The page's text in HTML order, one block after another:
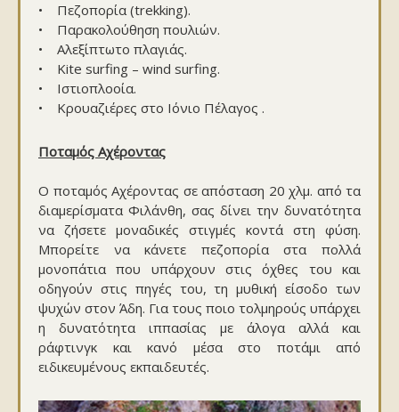
• Πεζοπορία (trekking).
• Παρακολούθηση πουλιών.
• Αλεξίπτωτο πλαγιάς.
• Kite surfing – wind surfing.
• Ιστιοπλοοία.
• Κρουαζιέρες στο Ιόνιο Πέλαγος .
Ποταμός Αχέροντας
Ο ποταμός Αχέροντας σε απόσταση 20 χλμ. από τα
διαμερίσματα Φιλάνθη, σας δίνει την δυνατότητα
να ζήσετε μοναδικές στιγμές κοντά στη φύση.
Μπορείτε να κάνετε πεζοπορία στα πολλά
μονοπάτια που υπάρχουν στις όχθες του και
οδηγούν στις πηγές του, τη μυθική είσοδο των
ψυχών στον Άδη. Για τους ποιο τολμηρούς υπάρχει
η δυνατότητα ιππασίας με άλογα αλλά και
ράφτινγκ και κανό μέσα στο ποτάμι από
ειδικευμένους εκπαιδευτές.